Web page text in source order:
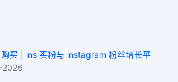
买 | ins 买粉与 instagram 粉丝增长平